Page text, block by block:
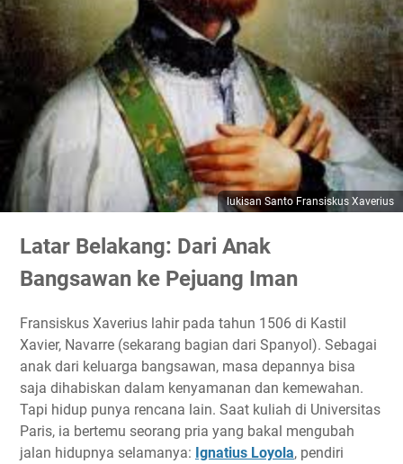
lukisan Santo Fransiskus Xaverius
Latar Belakang: Dari Anak
Bangsawan ke Pejuang Iman
Fransiskus Xaverius lahir pada tahun 1506 di Kastil
Xavier, Navarre (sekarang bagian dari Spanyol). Sebagai
anak dari keluarga bangsawan, masa depannya bisa
saja dihabiskan dalam kenyamanan dan kemewahan.
Tapi hidup punya rencana lain. Saat kuliah di Universitas
Paris, ia bertemu seorang pria yang bakal mengubah
jalan hidupnya selamanya: Ignatius Loyola, pendiri